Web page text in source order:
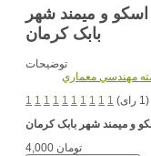
و میمند شهر
بابک کرمان
توضیحات
مهندسي معماري
1 1 1 1 1 1 1 1 1 1
4,000 تومان